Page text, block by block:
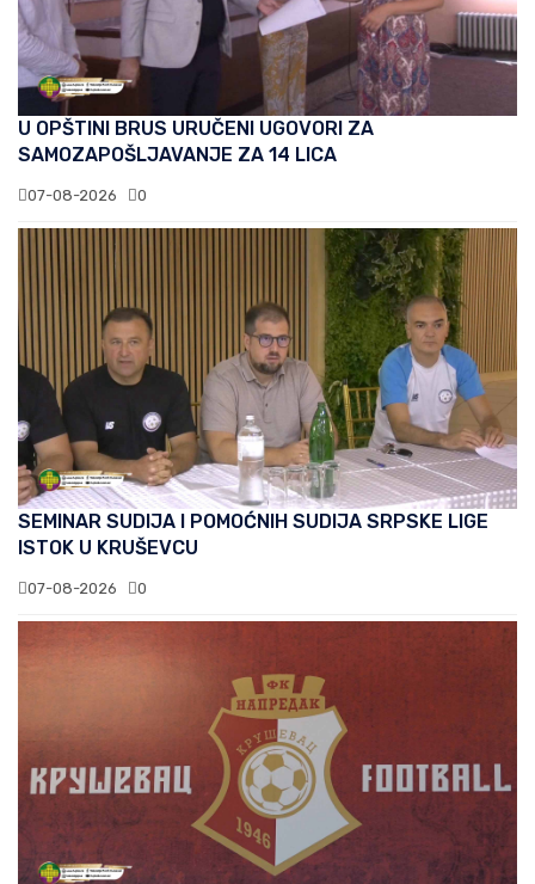
U OPŠTINI BRUS URUČENI UGOVORI ZA
SAMOZAPOŠLJAVANJE ZA 14 LICA
07-08-2026 0
SEMINAR SUDIJA I POMOĆNIH SUDIJA SRPSKE LIGE
ISTOK U KRUŠEVCU
07-08-2026 0